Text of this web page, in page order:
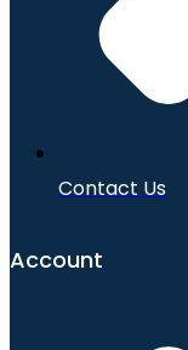
Contact Us
Account